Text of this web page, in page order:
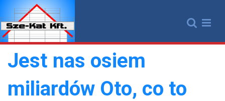
to
content
Jest nas osiem
miliardów Oto, co to